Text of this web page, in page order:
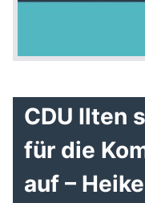
CDU Ilten
für die
auf –